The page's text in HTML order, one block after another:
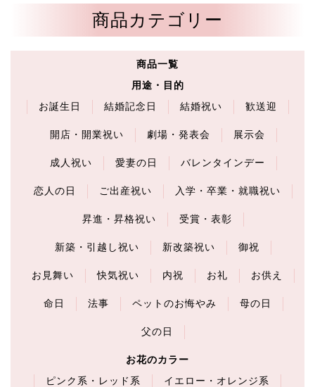
商品カテゴリー
商品一覧
用途・目的
お誕生日
結婚記念日 結婚祝い 歓送迎
開店・開業祝い 劇場・発表会 展示会
成人祝い 愛妻の日 バレンタインデー
恋人の日 ご出産祝い 入学・卒業・就職祝い
昇進・昇格祝い 受賞・表彰
新築・引越し祝い 新改築祝い 御祝
お見舞い 快気祝い 内祝 お礼 お供え
命日 法事 ペットのお悔やみ 母の日
父の日
お花のカラー
ピンク系・レッド系
イエロー・オレンジ系